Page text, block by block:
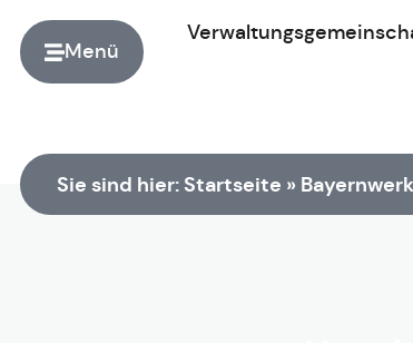
Menü
Sie sind hier: Startseite »